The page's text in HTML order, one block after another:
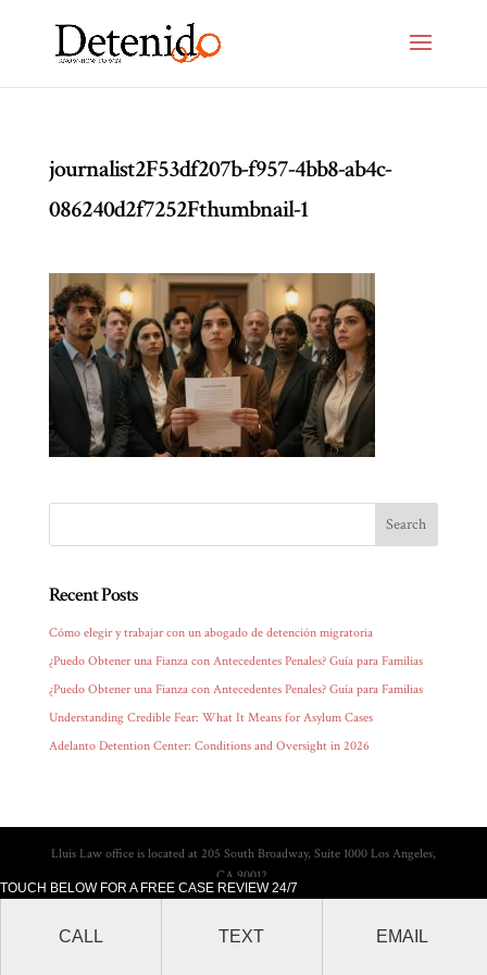
TOUCH BELOW FOR A FREE CASE REVIEW 24/7
CALL TEXT EMAIL
journalist2F53df207b-f957-4bb8-ab4c-
086240d2f7252Fthumbnail-1
Recent Posts
Cómo elegir y trabajar con un abogado de detención migratoria
¿Puedo Obtener una Fianza con Antecedentes Penales? Guía para Familias
¿Puedo Obtener una Fianza con Antecedentes Penales? Guía para Familias
Understanding Credible Fear: What It Means for Asylum Cases
Adelanto Detention Center: Conditions and Oversight in 2026
Lluis Law office is located at 205 South Broadway, Suite 1000 Los Angeles,
CA 90012.